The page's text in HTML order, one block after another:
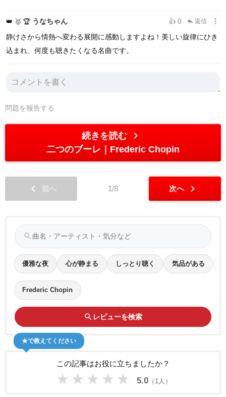
👑 🥇 🏆 うなちゃん 👍 0 reply 返信 more_vert
静けさから情熱へ変わる展開に感動しますよね！美しい旋律にひき
込まれ、何度も聴きたくなる名曲です。
問題を報告する
続きを読む chevron_right
二つのブーレ Frederic Chopin
chevron_left 前へ 1/8 次へ chevron_right
search
優雅な夜 心が静まる しっとり聴く 気品がある
Frederic Chopin
search レビューを検索
この記事はお役に立ちましたか？
★ ★ ★ ★ ★ 5.0（1人）
★で教えてください